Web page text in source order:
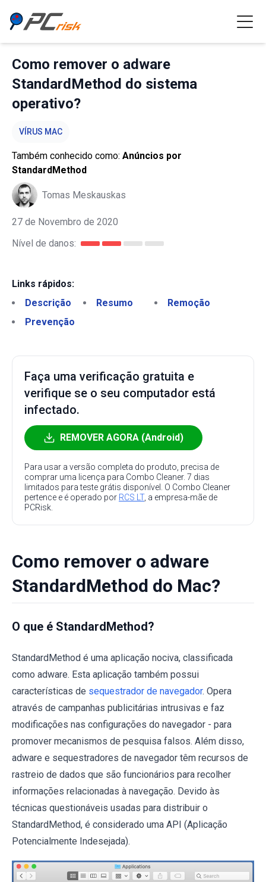
Como remover o adware
StandardMethod do sistema
operativo?
VÍRUS MAC
Também conhecido como: Anúncios por
StandardMethod
Tomas Meskauskas
27 de Novembro de 2020
Nível de danos:
Links rápidos:
Descrição
Resumo
Remoção
Prevenção
Faça uma verificação gratuita e
verifique se o seu computador está
infectado.
REMOVER AGORA (Android)
Para usar a versão completa do produto, precisa de
comprar uma licença para Combo Cleaner. 7 dias
limitados para teste grátis disponível. O Combo Cleaner
pertence e é operado por RCS LT, a empresa-mãe de
PCRisk.
Como remover o adware
StandardMethod do Mac?
O que é StandardMethod?
StandardMethod é uma aplicação nociva, classificada
como adware. Esta aplicação também possui
características de sequestrador de navegador. Opera
através de campanhas publicitárias intrusivas e faz
modificações nas configurações do navegador - para
promover mecanismos de pesquisa falsos. Além disso,
adware e sequestradores de navegador têm recursos de
rastreio de dados que são funcionários para recolher
informações relacionadas à navegação. Devido às
técnicas questionáveis ​​usadas para distribuir o
StandardMethod, é considerado uma API (Aplicação
Potencialmente Indesejada).